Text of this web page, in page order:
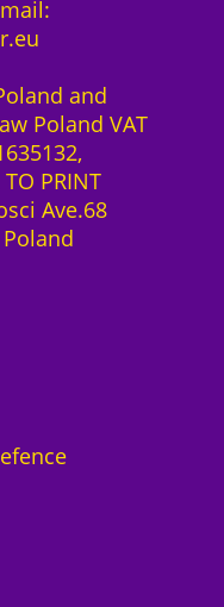
and
Poland VAT
PRINT
Ave.68